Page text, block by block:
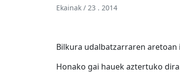
Ekainak / 23 . 2014
Bilkura udalbatzarraren aretoan
Honako gai hauek aztertuko